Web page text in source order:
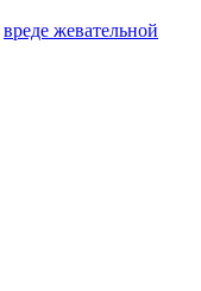
вреде жевательной